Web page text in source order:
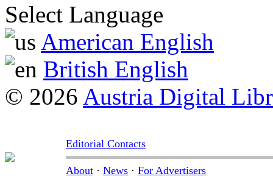
Select Language
American English
British English
© 2026 Austria Digital
Editorial Contacts
About · News · For Advertisers